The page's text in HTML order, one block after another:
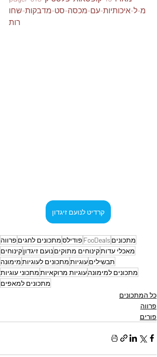
מ-ל-איכותיות-עם-מכסה-סט-מדבקות-שחו
רות
קרדיט לנועם זיגדון
מתכונים FooDeals פודילסמתכונים לחגים פרווה
מאכלי עדותקינוחים מתוקיםנועם זיגדוןקינוחים
תבשיליםעוגיותמתכונים לעוגיותמימונה
מתכונים למימונהעוגיות מרוקאיותמתכוני עוגיות
מתכונים למאפים
כל המתכונים
פרווה
פורים